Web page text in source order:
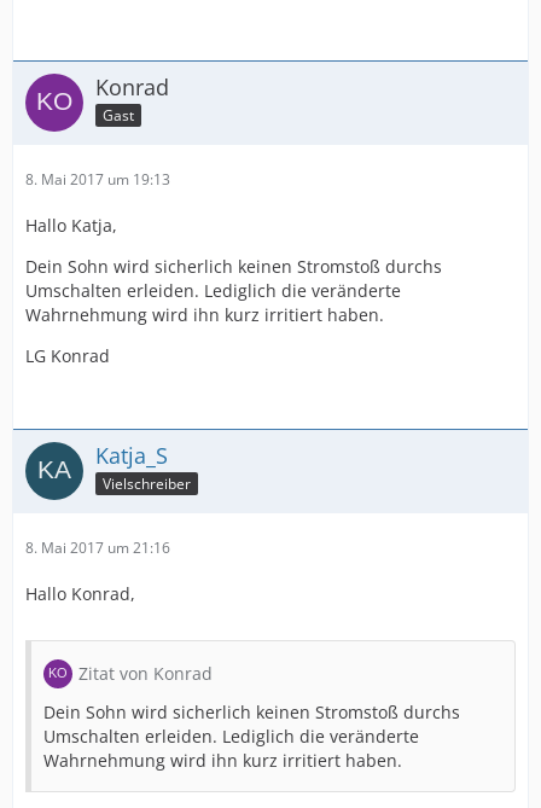
Konrad
Gast
8. Mai 2017 um 19:13
Hallo Katja,
Dein Sohn wird sicherlich keinen Stromstoß durchs
Umschalten erleiden. Lediglich die veränderte
Wahrnehmung wird ihn kurz irritiert haben.
LG Konrad
Katja_S
Vielschreiber
8. Mai 2017 um 21:16
Hallo Konrad,
Zitat von Konrad
Dein Sohn wird sicherlich keinen Stromstoß durchs
Umschalten erleiden. Lediglich die veränderte
Wahrnehmung wird ihn kurz irritiert haben.